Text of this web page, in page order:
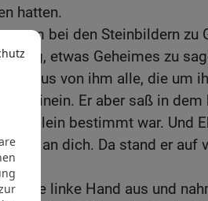
hatten.
um bei den Steinbildern zu
König, etwas Geheimes zu
hinaus von ihm alle, die um
hinein. Er aber saß in dem
ihn allein bestimmt war. Und
Gott an dich. Da stand er auf
seine linke Hand aus und